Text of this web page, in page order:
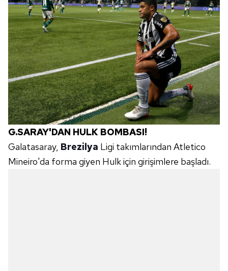
G.SARAY'DAN HULK BOMBASI!
Galatasaray, Brezilya Ligi takımlarından Atletico
Mineiro'da forma giyen Hulk için girişimlere başladı.